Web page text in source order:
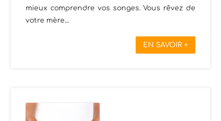
mieux comprendre vos songes. Vous rêvez de
votre mère...
EN SAVOIR +